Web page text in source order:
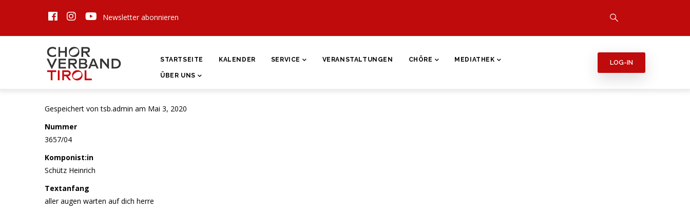
Newsletter abonnieren
HAUPTNAVIGATION
STARTSEITE KALENDER SERVICE VERANSTALTUNGEN CHÖRE MEDIATHEK
ÜBER UNS
LOG-IN
Gespeichert vontsb.admin am Mai 3, 2020
Nummer
3657/04
Komponist:in
Schütz Heinrich
Textanfang
aller augen warten auf dich herre